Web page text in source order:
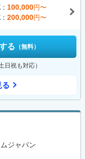
100,000円〜
200,000円〜
る （無料）
祝も対応）
る
ジャパン